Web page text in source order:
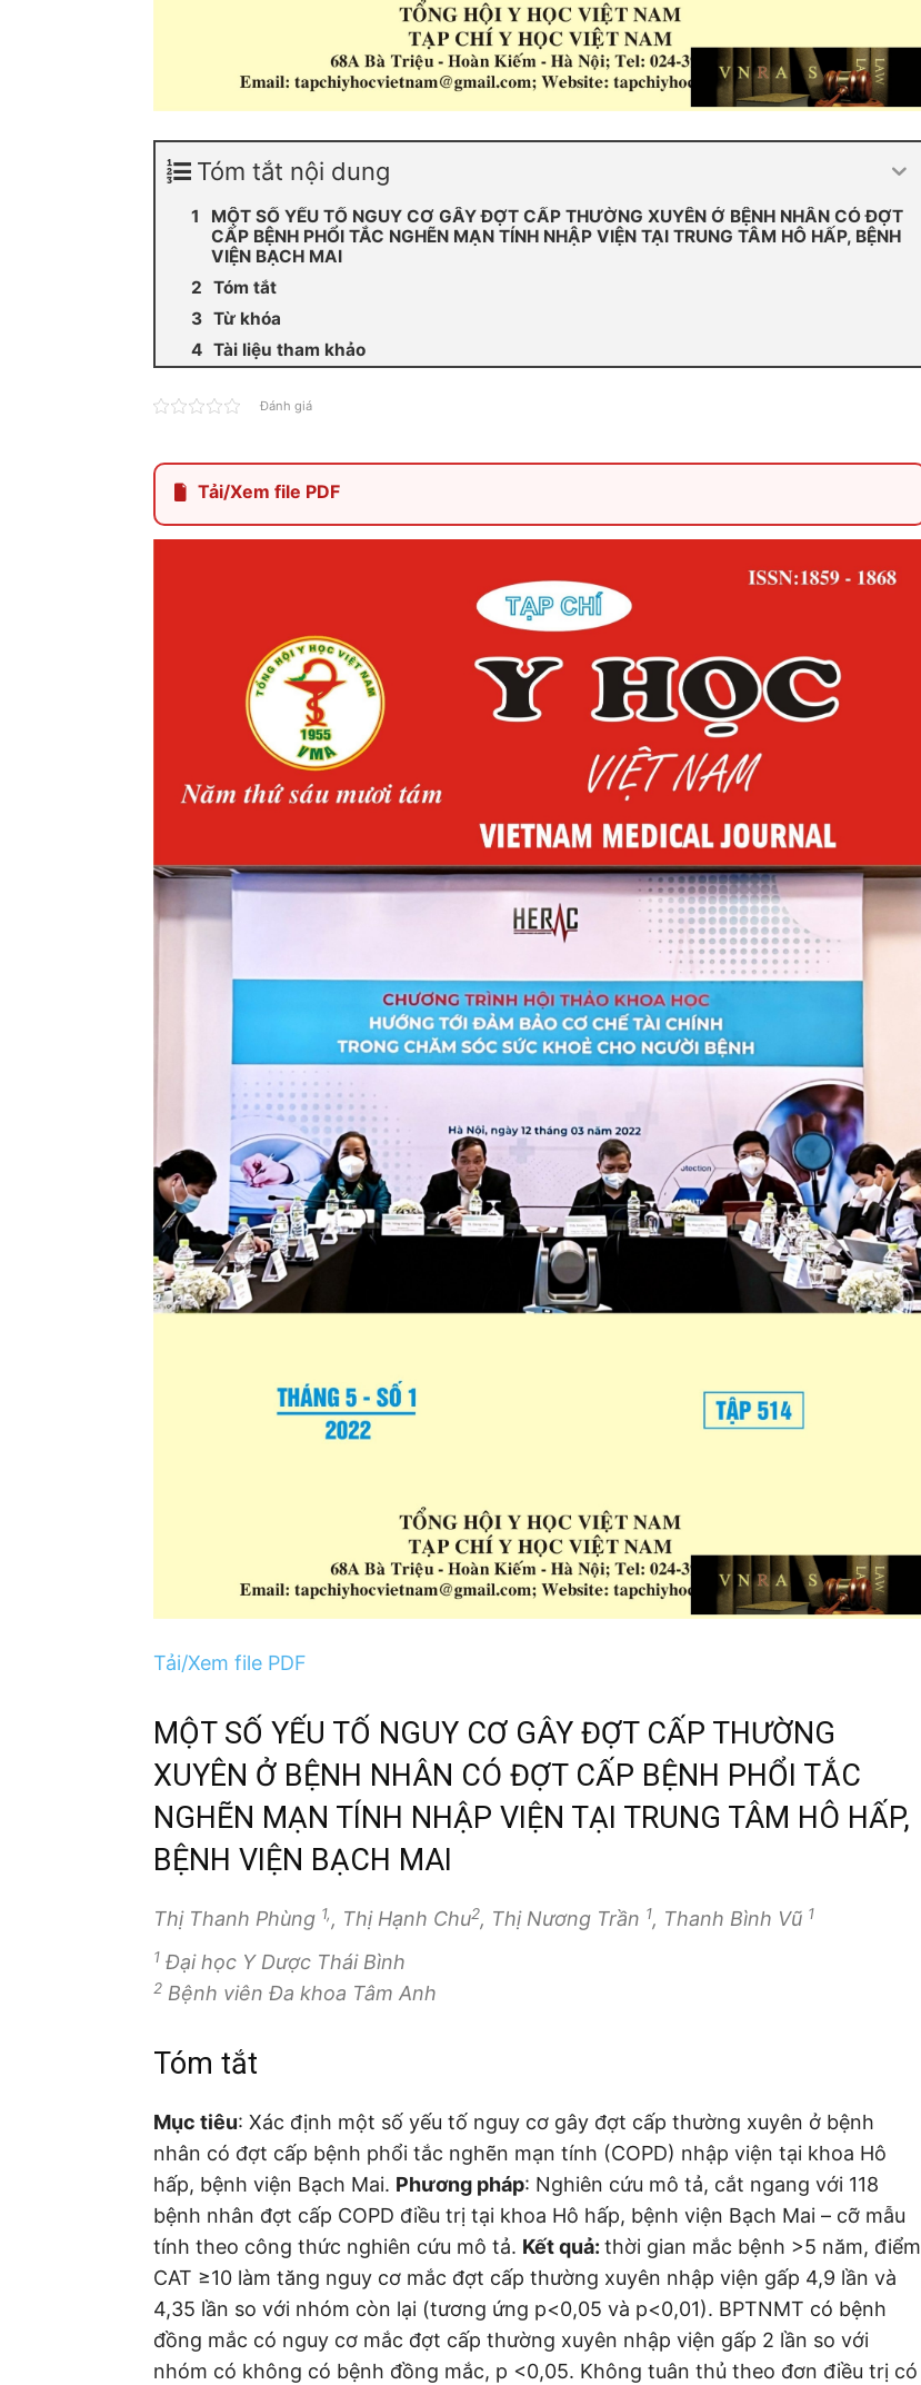
Tóm tắt nội dung
MỘT SỐ YẾU TỐ NGUY CƠ GÂY ĐỢT CẤP THƯỜNG XUYÊN Ở BỆNH NHÂN CÓ ĐỢT
CẤP BỆNH PHỔI TẮC NGHẼN MẠN TÍNH NHẬP VIỆN TẠI TRUNG TÂM HÔ HẤP, BỆNH
VIỆN BẠCH MAI
Tóm tắt
Từ khóa
Tài liệu tham khảo
Đánh giá
Tải/Xem file PDF
Tải/Xem file PDF
MỘT SỐ YẾU TỐ NGUY CƠ GÂY ĐỢT CẤP THƯỜNG
XUYÊN Ở BỆNH NHÂN CÓ ĐỢT CẤP BỆNH PHỔI TẮC
NGHẼN MẠN TÍNH NHẬP VIỆN TẠI TRUNG TÂM HÔ HẤP,
BỆNH VIỆN BẠCH MAI
Thị Thanh Phùng 1,, Thị Hạnh Chu2, Thị Nương Trần 1, Thanh Bình Vũ 1
1 Đại học Y Dược Thái Bình
2 Bệnh viên Đa khoa Tâm Anh
Tóm tắt
Mục tiêu: Xác định một số yếu tố nguy cơ gây đợt cấp thường xuyên ở bệnh
nhân có đợt cấp bệnh phổi tắc nghẽn mạn tính (COPD) nhập viện tại khoa Hô
hấp, bệnh viện Bạch Mai. Phương pháp: Nghiên cứu mô tả, cắt ngang với 118
bệnh nhân đợt cấp COPD điều trị tại khoa Hô hấp, bệnh viện Bạch Mai – cỡ mẫu
tính theo công thức nghiên cứu mô tả. Kết quả: thời gian mắc bệnh >5 năm, điểm
CAT ≥10 làm tăng nguy cơ mắc đợt cấp thường xuyên nhập viện gấp 4,9 lần và
4,35 lần so với nhóm còn lại (tương ứng p<0,05 và p<0,01). BPTNMT có bệnh
đồng mắc có nguy cơ mắc đợt cấp thường xuyên nhập viện gấp 2 lần so với
nhóm có không có bệnh đồng mắc, p <0,05. Không tuân thủ theo đơn điều trị có